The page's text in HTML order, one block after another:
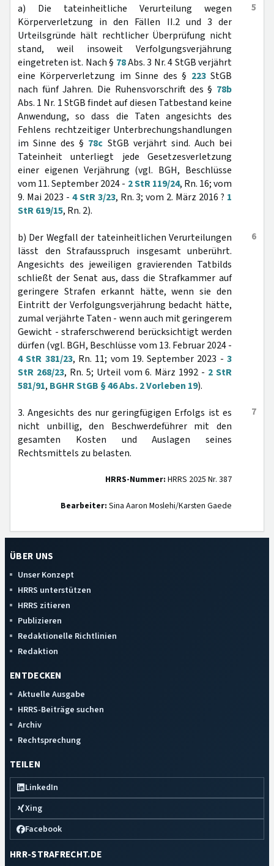
5
a) Die tateinheitliche Verurteilung wegen
Körperverletzung in den Fällen II.2 und 3 der
Urteilsgründe hält rechtlicher Überprüfung nicht
stand, weil insoweit Verfolgungsverjährung
eingetreten ist. Nach § 78Abs. 3 Nr. 4 StGB verjährt
eine Körperverletzung im Sinne des § 223StGB
nach fünf Jahren. Die Ruhensvorschrift des § 78b
Abs. 1 Nr. 1 StGB findet auf diesen Tatbestand keine
Anwendung, so dass die Taten angesichts des
Fehlens rechtzeitiger Unterbrechungshandlungen
im Sinne des § 78c StGB verjährt sind. Auch bei
Tateinheit unterliegt jede Gesetzesverletzung
einer eigenen Verjährung (vgl. BGH, Beschlüsse
vom 11. September 2024 - 2 StR 119/24, Rn. 16; vom
9. Mai 2023 - 4 StR 3/23, Rn. 3; vom 2. März 2016 ? 1
StR 619/15, Rn. 2).
6
b) Der Wegfall der tateinheitlichen Verurteilungen
lässt den Strafausspruch insgesamt unberührt.
Angesichts des jeweiligen gravierenden Tatbilds
schließt der Senat aus, dass die Strafkammer auf
geringere Strafen erkannt hätte, wenn sie den
Eintritt der Verfolgungsverjährung bedacht hätte,
zumal verjährte Taten - wenn auch mit geringerem
Gewicht - straferschwerend berücksichtigt werden
dürfen (vgl. BGH, Beschlüsse vom 13. Februar 2024 -
4 StR 381/23, Rn. 11; vom 19. September 2023 -3
StR 268/23, Rn. 5; Urteil vom 6. März 1992 - 2 StR
581/91, BGHR StGB § 46 Abs. 2 Vorleben 19).
7
3. Angesichts des nur geringfügigen Erfolgs ist es
nicht unbillig, den Beschwerdeführer mit den
gesamten Kosten und Auslagen seines
Rechtsmittels zu belasten.
HRRS-Nummer: HRRS 2025 Nr. 387
Bearbeiter: Sina Aaron Moslehi/Karsten Gaede
ÜBER UNS
Unser Konzept
HRRS unterstützen
HRRS zitieren
Publizieren
Redaktionelle Richtlinien
Redaktion
ENTDECKEN
Aktuelle Ausgabe
HRRS-Beiträge suchen
Archiv
Rechtsprechung
TEILEN
LinkedIn
Xing
Facebook
HRR-STRAFRECHT.DE